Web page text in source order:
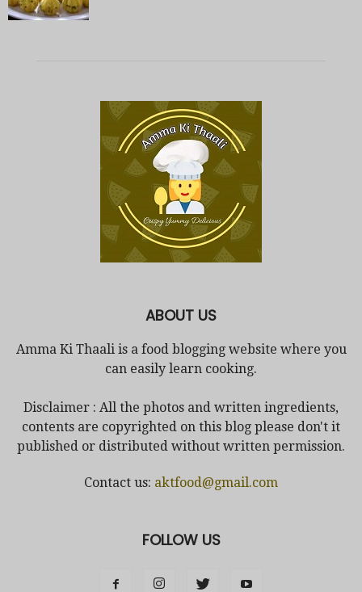
ABOUT US
Amma Ki Thaali is a food blogging website where you
can easily learn cooking.
Disclaimer : All the photos and written ingredients,
contents are copyrighted on this blog please don't it
published or distributed without written permission.
Contact us: aktfood@gmail.com
FOLLOW US